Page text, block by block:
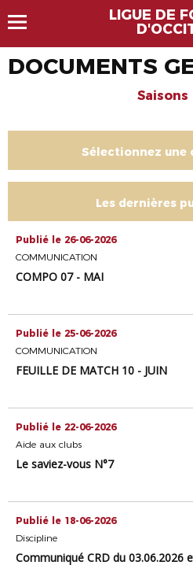
LIGUE DE
DOCUMENTS
Saisons
Sélectionnez une
Les dernières
Publié le 26-06-2026
COMMUNICATION
COMPO 07 - MAI
Publié le 25-06-2026
COMMUNICATION
FEUILLE DE MATCH 10 - JUIN
Publié le 22-06-2026
Aide aux clubs
Le saviez-vous N°7
Publié le 18-06-2026
Discipline
Communiqué CRD du 03.06.2026